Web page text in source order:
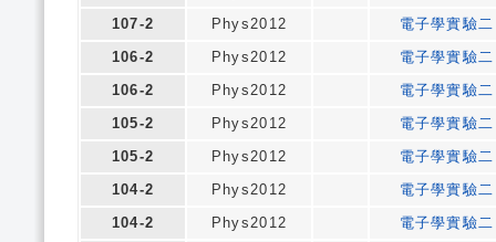
107-2
Phys2012
電子學實驗二
106-2
Phys2012
電子學實驗二
106-2
Phys2012
電子學實驗二
105-2
Phys2012
電子學實驗二
105-2
Phys2012
電子學實驗二
104-2
Phys2012
電子學實驗二
104-2
Phys2012
電子學實驗二